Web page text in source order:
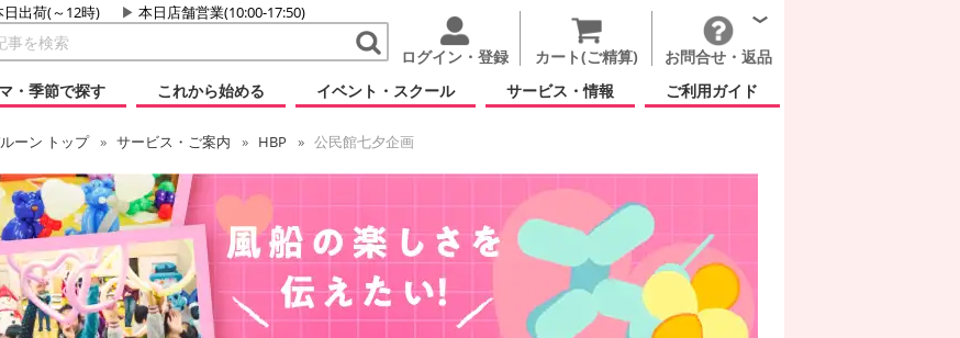
日出荷(～12時) 本日店舗営業(10:00-17:50)
ログイン・登録 カート(ご精算)
お問合せ・返品
・季節で探す
これから始める イベント・スクール サービス・情報 ご利用ガイド
ーン トップ サービス・ご案内 HBP 公民館七夕企画